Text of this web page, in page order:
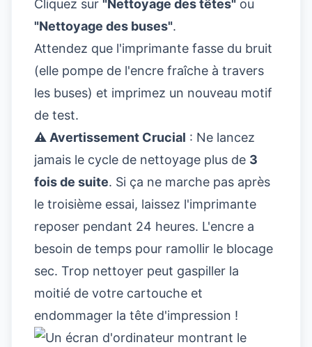
Cliquez sur "Nettoyage des têtes" ou
"Nettoyage des buses".
Attendez que l'imprimante fasse du bruit
(elle pompe de l'encre fraîche à travers
les buses) et imprimez un nouveau motif
de test.
⚠️ Avertissement Crucial : Ne lancez
jamais le cycle de nettoyage plus de 3
fois de suite. Si ça ne marche pas après
le troisième essai, laissez l'imprimante
reposer pendant 24 heures. L'encre a
besoin de temps pour ramollir le blocage
sec. Trop nettoyer peut gaspiller la
moitié de votre cartouche et
endommager la tête d'impression !